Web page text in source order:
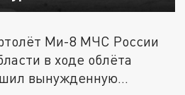
Ми-8 МЧС России
в ходе облёта
вынужденную...